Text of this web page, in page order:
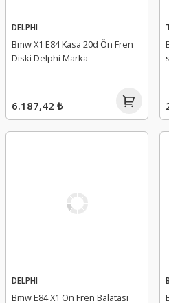
DELPHI
Bmw X1 E84 Kasa 20d Ön Fren
Diski Delphi Marka
6.187,42 ₺
DELPHI
Bmw E84 X1 Ön Fren Balatası